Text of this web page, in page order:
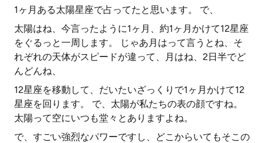
1ヶ月ある太陽星座で占ってたと思います。 で、
太陽はね、今言ったように1ヶ月、約1ヶ月かけて12星座
をぐるっと一周します。 じゃあ月はって言うとね、そ
れぞれの天体がスピードが違って、月はね、2日半でど
んどんね、
12星座を移動して、だいたいざっくりで1ヶ月かけて12
星座を回ります。 で、太陽が私たちの表の顔ですね。
太陽って空にいつも堂々とありますよね。
で、すごい強烈なパワーですし、どこからいてもそこの